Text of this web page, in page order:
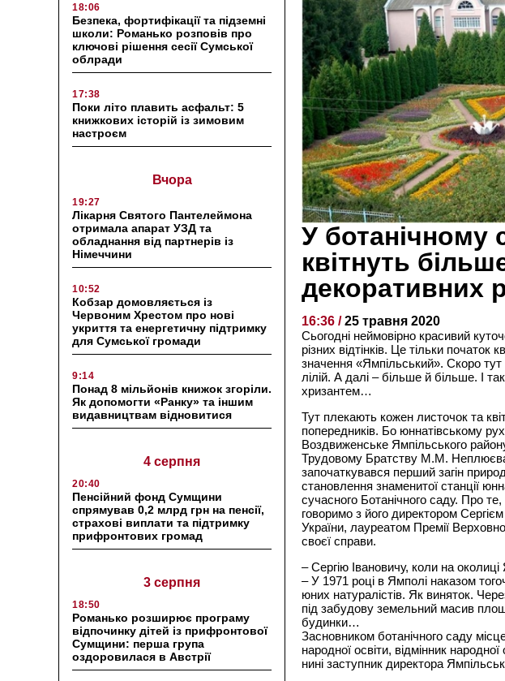
18:06
Безпека, фортифікації та підземні
школи: Романько розповів про
ключові рішення сесії Сумської
облради
17:38
Поки літо плавить асфальт: 5
книжкових історій із зимовим
настроєм
Вчора
19:27
Лікарня Святого Пантелеймона
отримала апарат УЗД та
обладнання від партнерів із
Німеччини
10:52
Кобзар домовляється із
Червоним Хрестом про нові
укриття та енергетичну підтримку
для Сумської громади
9:14
Понад 8 мільйонів книжок згоріли.
Як допомогти «Ранку» та іншим
видавництвам відновитися
4 серпня
20:40
Пенсійний фонд Сумщини
спрямував 0,2 млрд грн на пенсії,
страхові виплати та підтримку
прифронтових громад
3 серпня
18:50
Романько розширює програму
відпочинку дітей із прифронтової
Сумщини: перша група
оздоровилася в Австрії
У ботанічному
квітнуть
декоративних
16:36 /25 травня 2020
Сьогодні неймовірно красивий
різних відтінків. Це тільки початок
значення «Ямпільський». Скоро
лілій. А далі – більше й більше. І
хризантем…
Тут плекають кожен листочок та
попередників. Бо юннатівському
Воздвиженське Ямпільського
Трудовому Братству М.М. Неплюєва.
започаткувався перший загін
становлення знаменитої станції
сучасного Ботанічного саду. Про
говоримо з його директором
України, лауреатом Премії
своєї справи.
– Сергію Івановичу, коли на
– У 1971 році в Ямполі наказом
юних натуралістів. Як виняток.
під забудову земельний масив
будинки…
Засновником ботанічного саду
народної освіти, відмінник
нині заступник директора